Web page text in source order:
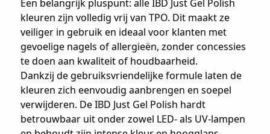
Een belangrijk pluspunt: alle IBD Just Gel Polish
kleuren zijn volledig vrij van TPO. Dit maakt ze
veiliger in gebruik en ideaal voor klanten met
gevoelige nagels of allergieën, zonder concessies
te doen aan kwaliteit of houdbaarheid.
Dankzij de gebruiksvriendelijke formule laten de
kleuren zich eenvoudig aanbrengen en soepel
verwijderen. De IBD Just Gel Polish hardt
betrouwbaar uit onder zowel LED- als UV-lampen